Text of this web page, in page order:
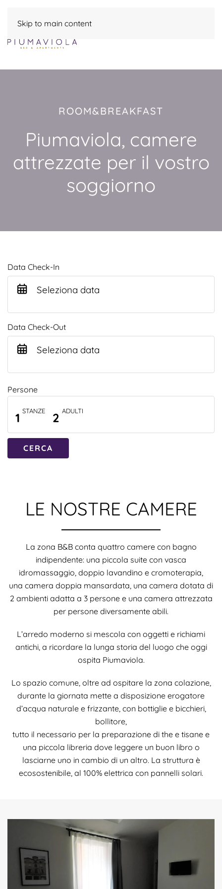
Skip to main content
ROOM&BREAKFAST
Piumaviola, camere
attrezzate per il vostro
soggiorno
Data Check-In
Seleziona data
Data Check-Out
Seleziona data
Persone
STANZE
1 ADULTI
2
CERCA
LE NOSTRE CAMERE
La zona B&B conta quattro camere con bagno
indipendente: una piccola suite con vasca
idromassaggio, doppio lavandino e cromoterapia,
una camera doppia mansardata, una camera dotata di
2 ambienti adatta a 3 persone e una camera attrezzata
per persone diversamente abili.
L’arredo moderno si mescola con oggetti e richiami
antichi, a ricordare la lunga storia del luogo che oggi
ospita Piumaviola.
Lo spazio comune, oltre ad ospitare la zona colazione,
durante la giornata mette a disposizione erogatore
d’acqua naturale e frizzante, con bottiglie e bicchieri,
bollitore,
tutto il necessario per la preparazione di the e tisane e
una piccola libreria dove leggere un buon libro o
lasciarne uno in cambio di un altro. La struttura è
ecosostenibile, al 100% elettrica con pannelli solari.